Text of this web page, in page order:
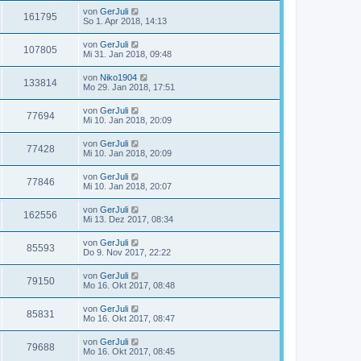
161795 von GerJuli
So 1. Apr 2018, 14:13
107805 von GerJuli
Mi 31. Jan 2018, 09:48
133814 von Niko1904
Mo 29. Jan 2018, 17:51
77694 von GerJuli
Mi 10. Jan 2018, 20:09
77428 von GerJuli
Mi 10. Jan 2018, 20:09
77846 von GerJuli
Mi 10. Jan 2018, 20:07
162556 von GerJuli
Mi 13. Dez 2017, 08:34
85593 von GerJuli
Do 9. Nov 2017, 22:22
79150 von GerJuli
Mo 16. Okt 2017, 08:48
85831 von GerJuli
Mo 16. Okt 2017, 08:47
79688 von GerJuli
Mo 16. Okt 2017, 08:45